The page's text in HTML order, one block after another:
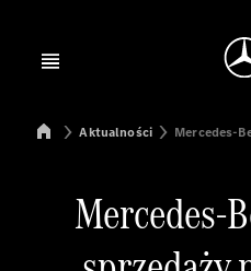
Open menu
Mercedes-Benz Manufacturing
Aktualności Mercedes-
Mercedes-